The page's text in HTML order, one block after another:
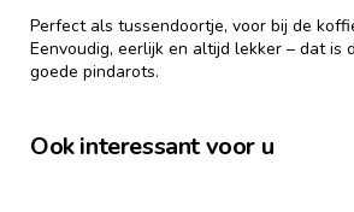
Perfect als tussendoortje, voor bij de
Eenvoudig, eerlijk en altijd lekker – dat is
goede pindarots.
Ook interessant voor u